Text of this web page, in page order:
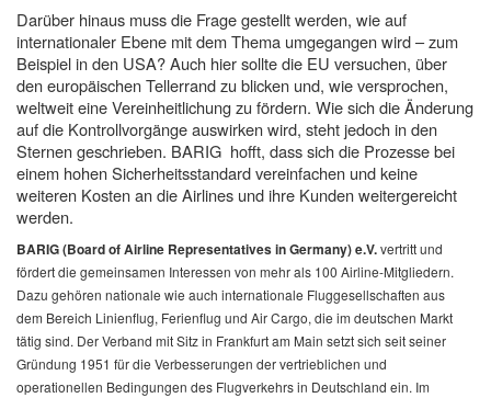
Darüber hinaus muss die Frage gestellt werden, wie auf
internationaler Ebene mit dem Thema umgegangen wird – zum
Beispiel in den USA? Auch hier sollte die EU versuchen, über
den europäischen Tellerrand zu blicken und, wie versprochen,
weltweit eine Vereinheitlichung zu fördern. Wie sich die Änderung
auf die Kontrollvorgänge auswirken wird, steht jedoch in den
Sternen geschrieben. BARIG hofft, dass sich die Prozesse bei
einem hohen Sicherheitsstandard vereinfachen und keine
weiteren Kosten an die Airlines und ihre Kunden weitergereicht
werden.
BARIG (Board of Airline Representatives in Germany) e.V.vertritt und
fördert die gemeinsamen Interessen von mehr als 100 Airline-Mitgliedern.
Dazu gehören nationale wie auch internationale Fluggesellschaften aus
dem Bereich Linienflug, Ferienflug und Air Cargo, die im deutschen Markt
tätig sind. Der Verband mit Sitz in Frankfurt am Main setzt sich seit seiner
Gründung 1951 für die Verbesserungen der vertrieblichen und
operationellen Bedingungen des Flugverkehrs in Deutschland ein. Im